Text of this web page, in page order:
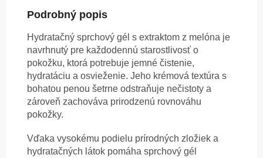
Podrobný popis
Hydratačný sprchový gél s extraktom z melóna je
navrhnutý pre každodennú starostlivosť o
pokožku, ktorá potrebuje jemné čistenie,
hydratáciu a osvieženie. Jeho krémová textúra s
bohatou penou šetrne odstraňuje nečistoty a
zároveň zachováva prirodzenú rovnováhu
pokožky.
Vďaka vysokému podielu prírodných zložiek a
hydratačných látok pomáha sprchový gél